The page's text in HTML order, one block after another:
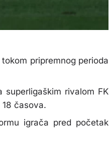
pripremnog perioda
rivalom FK
časova.
igrača pred početak